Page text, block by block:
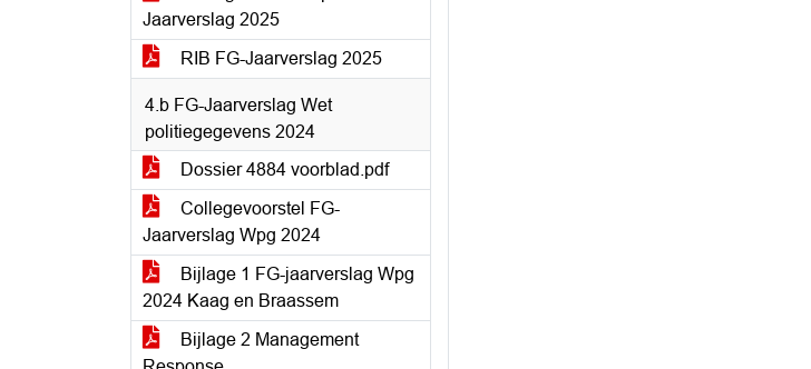
Jaarverslag 2025
RIB FG-Jaarverslag 2025
4.b FG-Jaarverslag Wet
politiegegevens 2024
Dossier 4884 voorblad.pdf
Collegevoorstel FG-
Jaarverslag Wpg 2024
Bijlage 1 FG-jaarverslag Wpg
2024 Kaag en Braassem
Bijlage 2 Management